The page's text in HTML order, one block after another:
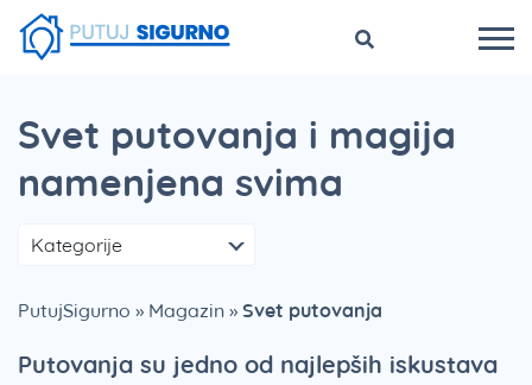
Svet putovanja i magija
namenjena svima
Kategorije
PutujSigurno » Magazin » Svet putovanja
Putovanja su jedno od najlepših iskustava